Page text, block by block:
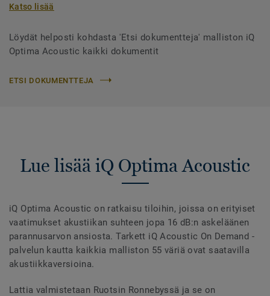
Katso lisää
Löydät helposti kohdasta 'Etsi dokumentteja' malliston iQ
Optima Acoustic kaikki dokumentit
ETSI DOKUMENTTEJA
Lue lisää iQ Optima Acoustic
iQ Optima Acoustic on ratkaisu tiloihin, joissa on erityiset
vaatimukset akustiikan suhteen jopa 16 dB:n askeläänen
parannusarvon ansiosta. Tarkett iQ Acoustic On Demand -
palvelun kautta kaikkia malliston 55 väriä ovat saatavilla
akustiikkaversioina.
Lattia valmistetaan Ruotsin Ronnebyssä ja se on